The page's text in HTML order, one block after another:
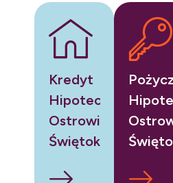
Kredyt
Hipoteczny
Ostrowiec
Świętokrzyski